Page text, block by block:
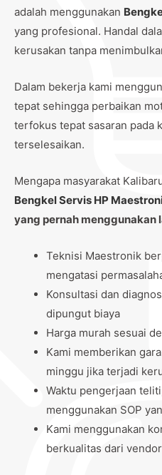
adalah menggunakan
yang profesional. Handal
kerusakan tanpa
Dalam bekerja kami
tepat sehingga perbaikan
terfokus tepat sasaran pada
terselesaikan.
Mengapa masyarakat
Bengkel Servis HP
yang pernah menggunakan
Teknisi Maestronik
mengatasi
Konsultasi dan
dipungut biaya
Harga murah sesuai
Kami memberikan
minggu jika terjadi
Waktu pengerjaan
menggunakan SOP
Kami menggunakan
berkualitas dari